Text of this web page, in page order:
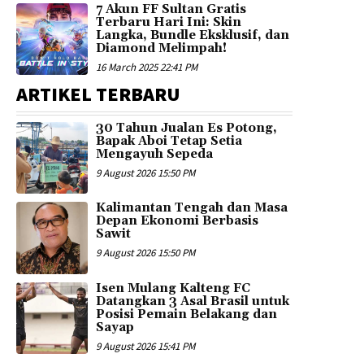
7 Akun FF Sultan Gratis
Terbaru Hari Ini: Skin
Langka, Bundle Eksklusif, dan
Diamond Melimpah!
16 March 2025 22:41 PM
ARTIKEL TERBARU
30 Tahun Jualan Es Potong,
Bapak Aboi Tetap Setia
Mengayuh Sepeda
9 August 2026 15:50 PM
Kalimantan Tengah dan Masa
Depan Ekonomi Berbasis
Sawit
9 August 2026 15:50 PM
Isen Mulang Kalteng FC
Datangkan 3 Asal Brasil untuk
Posisi Pemain Belakang dan
Sayap
9 August 2026 15:41 PM